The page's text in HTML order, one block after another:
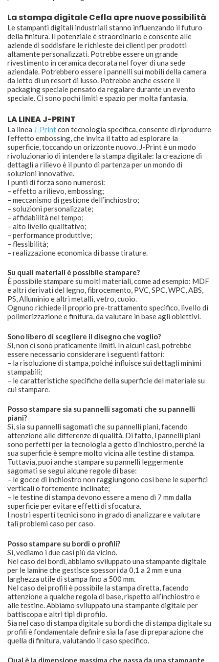
La stampa digitale Cefla apre nuove possibilità
Le stampanti digitali industriali stanno influenzando il futuro
della finitura. Il potenziale è straordinario e consente alle
aziende di soddisfare le richieste dei clienti per prodotti
altamente personalizzati. Potrebbe essere un grande
rivestimento in ceramica decorata nel foyer di una sede
aziendale. Potrebbero essere i pannelli sui mobili della camera
da letto di un resort di lusso. Potrebbe anche essere il
packaging speciale pensato da regalare durante un evento
speciale. Ci sono pochi limiti e spazio per molta fantasia.
LA LINEA J-PRINT
La linea J-Printcon tecnologia specifica, consente di riprodurre
l’effetto embossing, che invita il tatto ad esplorare la
superficie, toccando un orizzonte nuovo. J-Print è un modo
rivoluzionario di intendere la stampa digitale: la creazione di
dettagli a rilievo è il punto di partenza per un mondo di
soluzioni innovative.
I punti di forza sono numerosi:
– effetto a rilievo, embossing;
– meccanismo di gestione dell’inchiostro;
– soluzioni personalizzate;
– affidabilità nel tempo;
– alto livello qualitativo;
– performance produttive;
– flessibilità;
– realizzazione economica di basse tirature.
Su quali materiali è possibile stampare?
È possibile stampare su molti materiali, come ad esempio: MDF
e altri derivati ​​del legno, fibrocemento, PVC, SPC, WPC, ABS,
PS, Alluminio e altri metalli, vetro, cuoio.
Ognuno richiede il proprio pre-trattamento specifico, livello di
polimerizzazione e finitura, da valutare in base agli obiettivi.
Sono libero di scegliere il disegno che voglio?
Sì, non ci sono praticamente limiti. In alcuni casi, potrebbe
essere necessario considerare i seguenti fattori:
– la risoluzione di stampa, poiché influisce sui dettagli minimi
stampabili;
– le caratteristiche specifiche della superficie del materiale su
cui stampare.
Posso stampare sia su pannelli sagomati che su pannelli
piani?
Sì, sia su pannelli sagomati che su pannelli piani, facendo
attenzione alle differenze di qualità. Di fatto, i pannelli piani
sono perfetti per la tecnologia a getto d’inchiostro, perché la
sua superficie è sempre molto vicina alle testine di stampa.
Tuttavia, puoi anche stampare su pannelli leggermente
sagomati se segui alcune regole di base:
– le gocce di inchiostro non raggiungono così bene le superfici
verticali o fortemente inclinate;
– le testine di stampa devono essere a meno di 7 mm dalla
superficie per evitare effetti di sfocatura.
I nostri esperti tecnici sono in grado di analizzare e valutare
tali problemi caso per caso.
Posso stampare su bordi o profili?
Sì, vediamo i due casi più da vicino.
Nel caso dei bordi, abbiamo sviluppato una stampante digitale
per le lamine che gestisce spessori da 0,1 a 2 mm e una
larghezza utile di stampa fino a 500 mm.
Nel caso dei profili è possibile la stampa diretta, facendo
attenzione a qualche regola di base, rispetto all’inchiostro e
alle testine. Abbiamo sviluppato una stampante digitale per
battiscopa e altri tipi di profilo.
Sia nel caso di stampa digitale su bordi che di stampa digitale su
profili è fondamentale definire sia la fase di preparazione che
quella di finitura, valutando il caso specifico.
Qual è la dimensione massima che passa da una stampante